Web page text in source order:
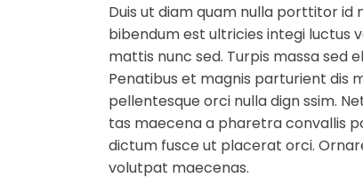
Duis ut diam quam nulla porttitor id
bibendum est ultricies integi luctus
mattis nunc sed. Turpis massa sed
Penatibus et magnis parturient dis
pellentesque orci nulla dign ssim.
tas maecena a pharetra convallis
dictum fusce ut placerat orci.
volutpat maecenas.